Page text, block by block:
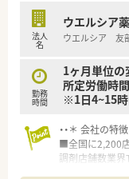
法人
名
ウエルシア
ウエルシア 友
勤務
時間
1ヶ月単位の
所定労働時
※1日4~15時
・・＊ 会社の特徴
■全国に2,200
調剤店舗数業界